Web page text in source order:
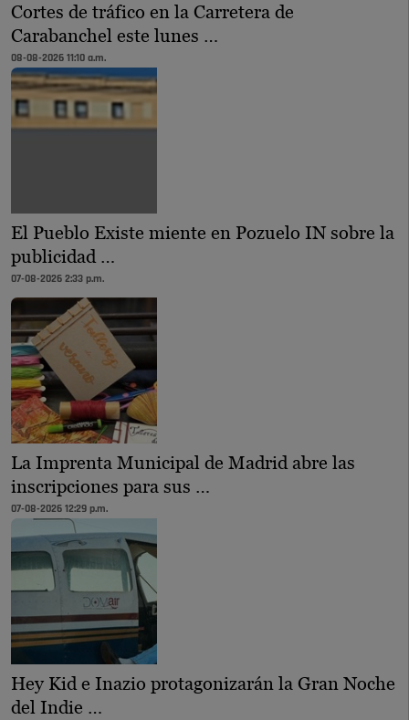
Cortes de tráfico en la Carretera de
Carabanchel este lunes …
08-08-2026 11:10 a.m.
El Pueblo Existe miente en Pozuelo IN sobre la
publicidad …
07-08-2026 2:33 p.m.
La Imprenta Municipal de Madrid abre las
inscripciones para sus …
07-08-2026 12:29 p.m.
Hey Kid e Inazio protagonizarán la Gran Noche
del Indie …